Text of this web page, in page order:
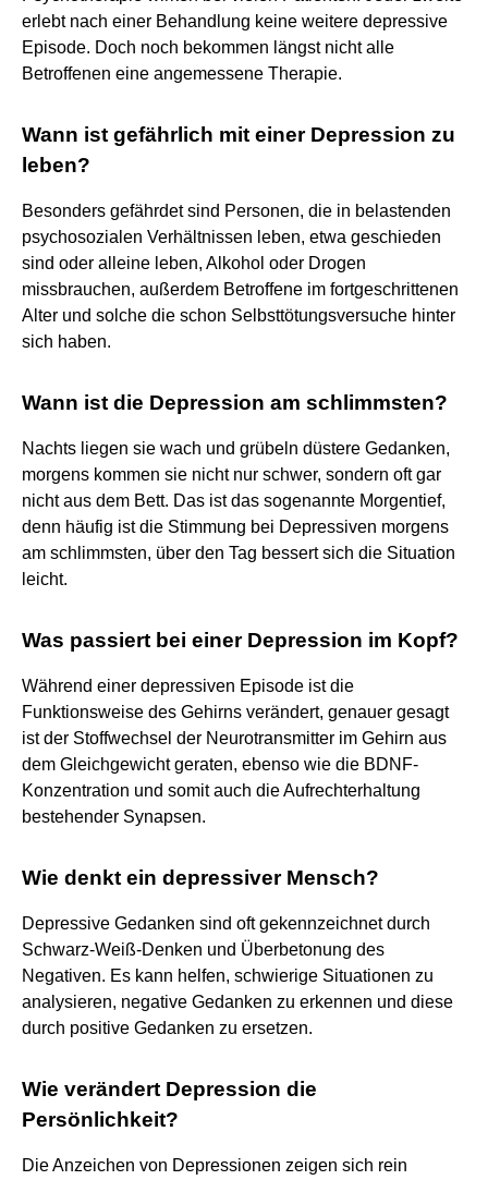
erlebt nach einer Behandlung keine weitere depressive
Episode. Doch noch bekommen längst nicht alle
Betroffenen eine angemessene Therapie.
Wann ist gefährlich mit einer Depression zu
leben?
Besonders gefährdet sind Personen, die in belastenden
psychosozialen Verhältnissen leben, etwa geschieden
sind oder alleine leben, Alkohol oder Drogen
missbrauchen, außerdem Betroffene im fortgeschrittenen
Alter und solche die schon Selbsttötungsversuche hinter
sich haben.
Wann ist die Depression am schlimmsten?
Nachts liegen sie wach und grübeln düstere Gedanken,
morgens kommen sie nicht nur schwer, sondern oft gar
nicht aus dem Bett. Das ist das sogenannte Morgentief,
denn häufig ist die Stimmung bei Depressiven morgens
am schlimmsten, über den Tag bessert sich die Situation
leicht.
Was passiert bei einer Depression im Kopf?
Während einer depressiven Episode ist die
Funktionsweise des Gehirns verändert, genauer gesagt
ist der Stoffwechsel der Neurotransmitter im Gehirn aus
dem Gleichgewicht geraten, ebenso wie die BDNF-
Konzentration und somit auch die Aufrechterhaltung
bestehender Synapsen.
Wie denkt ein depressiver Mensch?
Depressive Gedanken sind oft gekennzeichnet durch
Schwarz-Weiß-Denken und Überbetonung des
Negativen. Es kann helfen, schwierige Situationen zu
analysieren, negative Gedanken zu erkennen und diese
durch positive Gedanken zu ersetzen.
Wie verändert Depression die
Persönlichkeit?
Die Anzeichen von Depressionen zeigen sich rein